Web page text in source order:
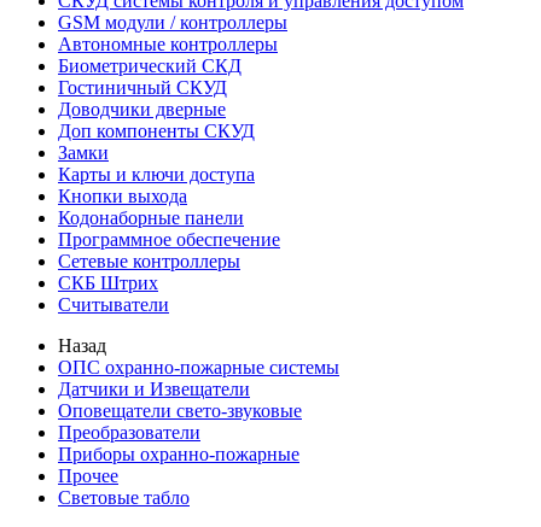
GSM модули / контроллеры
Автономные контроллеры
Биометрический СКД
Гостиничный СКУД
Доводчики дверные
Доп компоненты СКУД
Замки
Карты и ключи доступа
Кнопки выхода
Кодонаборные панели
Программное обеспечение
Сетевые контроллеры
СКБ Штрих
Считыватели
Назад
ОПС охранно-пожарные системы
Датчики и Извещатели
Оповещатели свето-звуковые
Преобразователи
Приборы охранно-пожарные
Прочее
Световые табло